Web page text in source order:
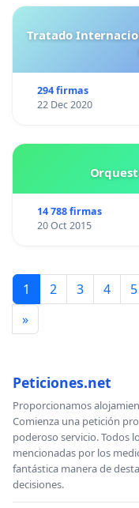
Tratado
294 firmas
22 Dec 2020
14 788 firmas
20 Oct 2015
1 2 3 4 5
»
Peticiones.net
Proporcionamos
Comienza una petición
poderoso servicio. Todos
mencionadas por los
fantástica manera de
decisiones.